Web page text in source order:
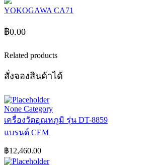
YOKOGAWA CA71
฿0.00
Related products
สั่งจองสินค้าได้
None Category
เครื่องวัดอุณหภูมิ รุ่น DT-8859
แบรนด์ CEM
฿12,460.00